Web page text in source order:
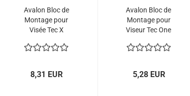
Avalon Bloc de
Montage pour
Visée Tec X
8,31 EUR
Avalon Bloc de
Montage pour
Viseur Tec One
5,28 EUR